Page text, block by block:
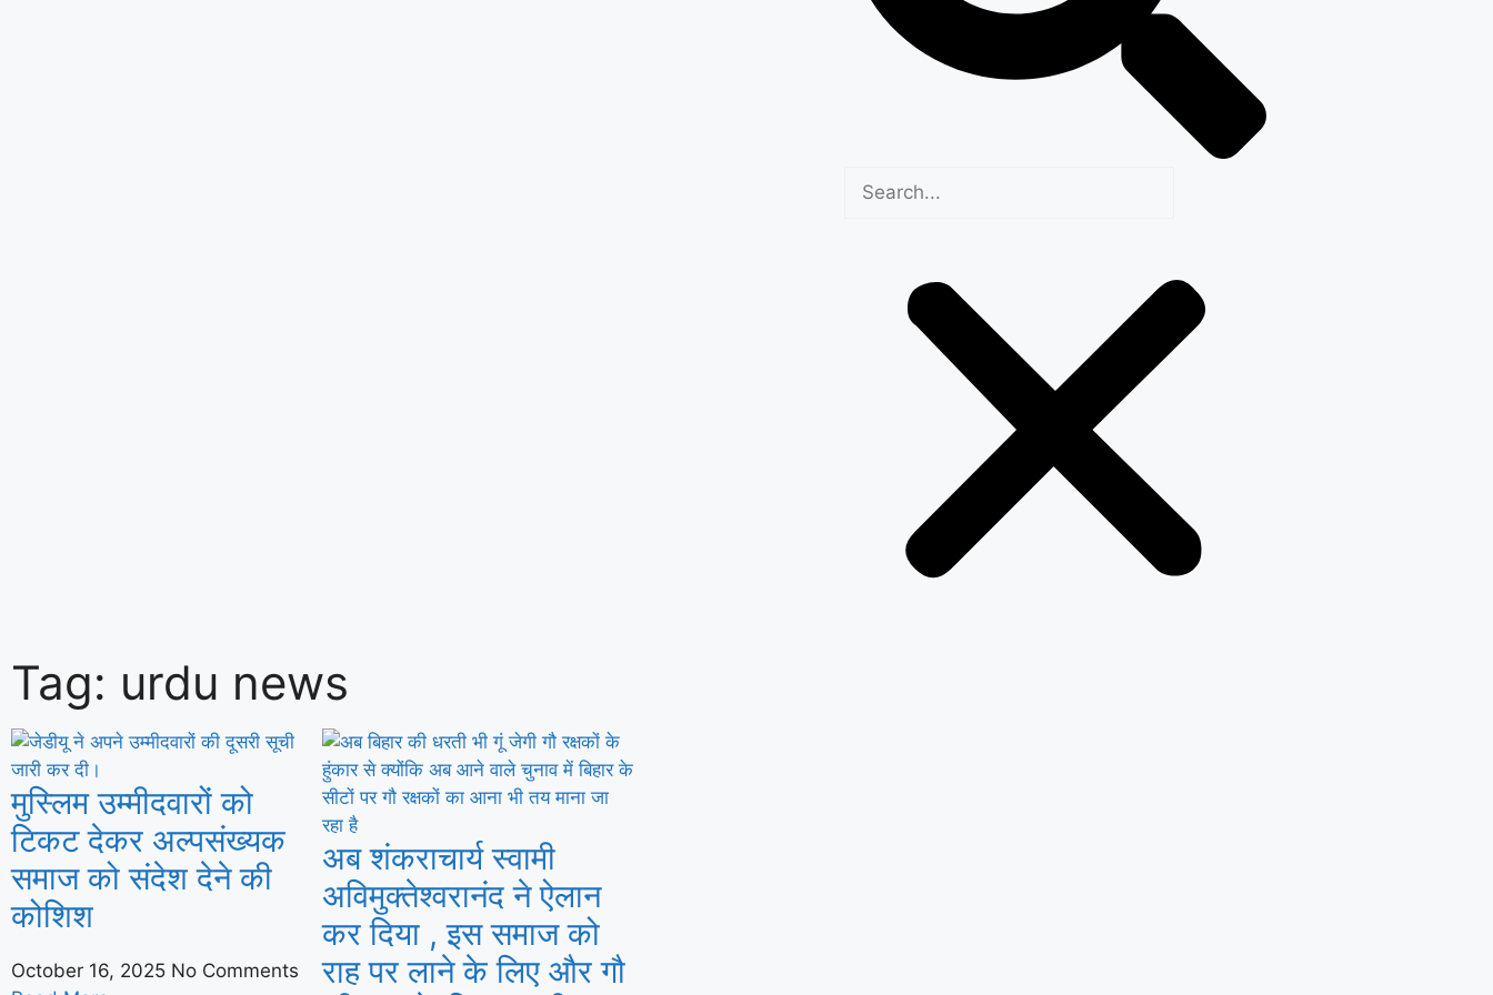
कार्यान्वयनः केंद्रीय मंत्री सीआर पाटिल
Tag: urdu news
मुस्लिम उम्मीदवारों को
टिकट देकर अल्पसंख्यक
समाज को संदेश देने की
कोशिश
October 16, 2025 No Comments
अब शंकराचार्य स्वामी
अविमुक्तेश्वरानंद ने ऐलान
कर दिया , इस समाज को
राह पर लाने के लिए और गौ